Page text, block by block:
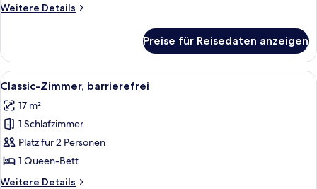
Weitere Details
Weitere
Balkon
Preise für Reisedaten anzeigen
Alle
Fotos
für
Classic-
Zimmer,
barrierefrei
anzeigen
Ein Schlafzimmer mit einem großen
3
Classic-Zimmer, barrierefrei
17 m²
1 Schlafzimmer
Platz für 2 Personen
1 Queen-Bett
Weitere Details
Weitere